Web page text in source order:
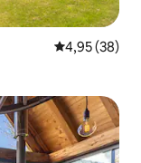
Évaluation
4,95 (38)